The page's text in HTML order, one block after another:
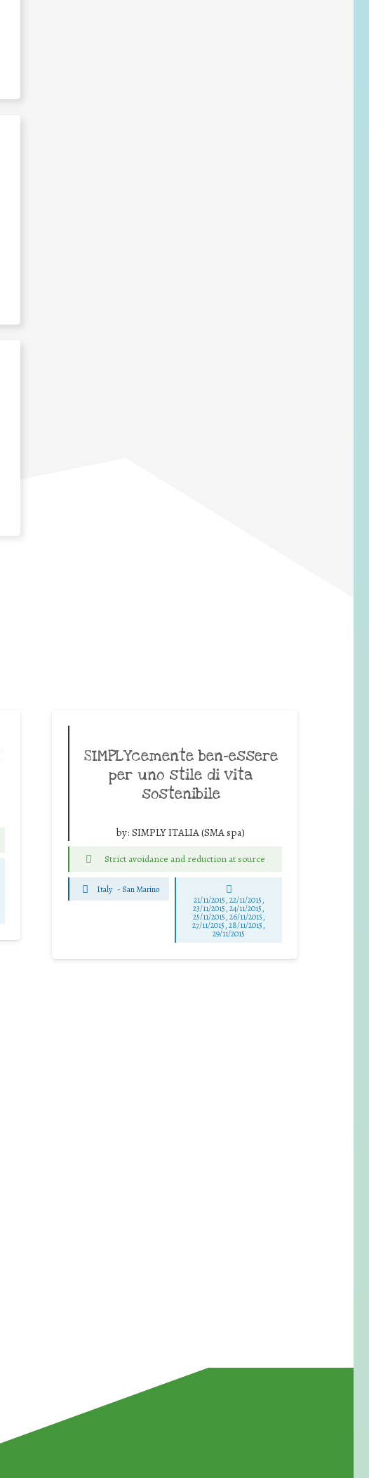
SIMPLYcemente ben-essere
per uno stile di vita
sostenibile
by: SIMPLY ITALIA (SMA spa)
Strict avoidance and reduction at source
Italy - San Marino
21/11/2015, 22/11/2015,
23/11/2015, 24/11/2015,
25/11/2015, 26/11/2015,
27/11/2015, 28/11/2015,
29/11/2015